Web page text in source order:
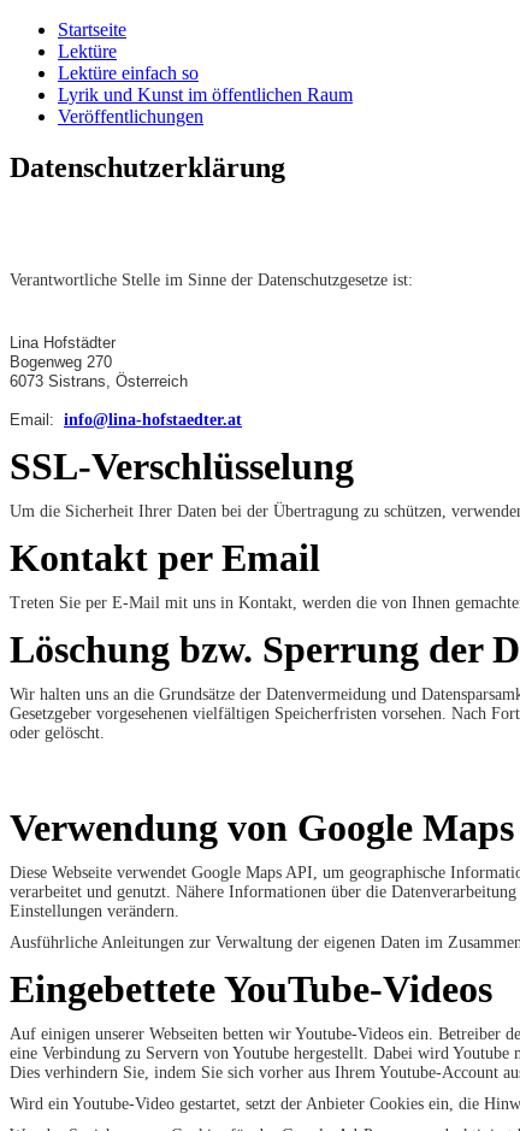
Startseite
Lektüre
Lektüre einfach so
Lyrik und Kunst im öffentlichen Raum
Veröffentlichungen
Datenschutzerklärung
Verantwortliche Stelle im Sinne der Datenschutzgesetze ist:
Lina Hofstädter
Bogenweg 270
6073 Sistrans, Österreich
Email: info@lina-hofstaedter.at
SSL-Verschlüsselung
Um die Sicherheit Ihrer Daten bei der Übertragung zu schützen,
Kontakt per Email
Treten Sie per E-Mail mit uns in Kontakt, werden die von Ihnen
Löschung bzw. Sperrung der
Wir halten uns an die Grundsätze der Datenvermeidung und
Gesetzgeber vorgesehenen vielfältigen Speicherfristen vorsehen. Nach
oder gelöscht.
Verwendung von Google Maps
Diese Webseite verwendet Google Maps API, um geographische
verarbeitet und genutzt. Nähere Informationen über die
Einstellungen verändern.
Ausführliche Anleitungen zur Verwaltung der eigenen Daten im
Eingebettete YouTube-Videos
Auf einigen unserer Webseiten betten wir Youtube-Videos ein. Betreiber
eine Verbindung zu Servern von Youtube hergestellt. Dabei wird
Dies verhindern Sie, indem Sie sich vorher aus Ihrem Youtube-Account
Wird ein Youtube-Video gestartet, setzt der Anbieter Cookies ein, die